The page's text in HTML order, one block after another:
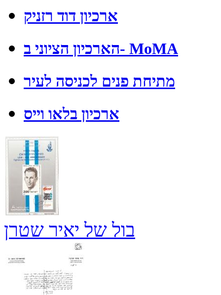
ארכיון דוד רזניק
הארכיון הציוני ב- MoMA
מתיחת פנים לכניסה לעיר
ארכיון בלאו וייס
בול של יאיר שטרן